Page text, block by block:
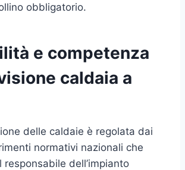
obbligatorio.
e competenza
caldaia a
delle caldaie è regolata dai
normativi nazionali che
responsabile dell’impianto